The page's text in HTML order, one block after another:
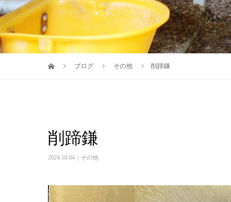
ブログ その他 削蹄鎌
削蹄鎌
2024.10.04 その他